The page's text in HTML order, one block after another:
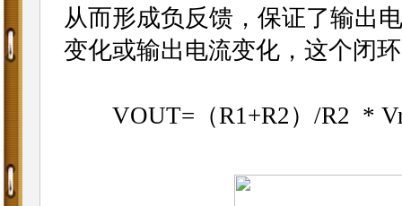
从而形成负反馈，保证了输出
变化或输出 电流变化，这个闭
VOUT=（R1+R2）/R2 *